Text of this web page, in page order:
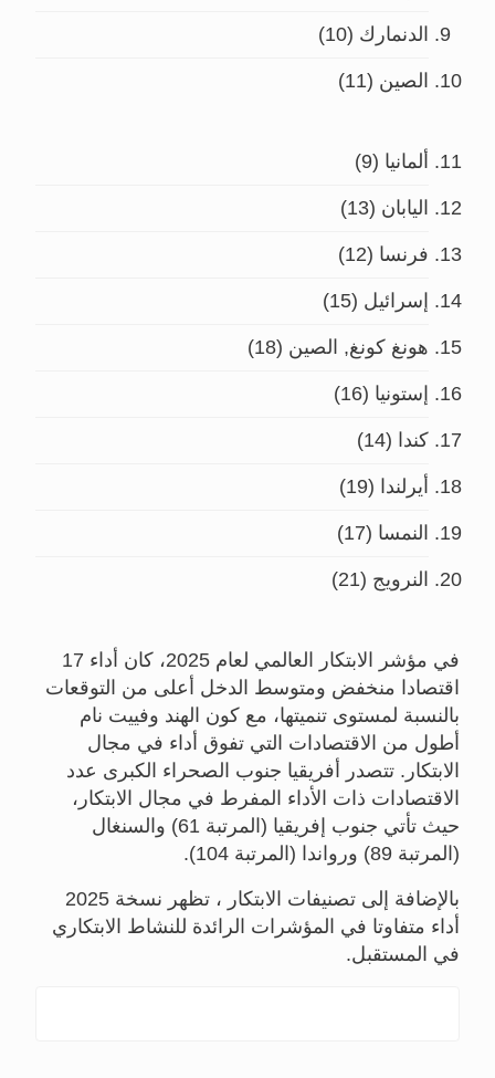
الدنمارك (10)
الصين (11)
ألمانيا (9)
اليابان (13)
فرنسا (12)
إسرائيل (15)
هونغ كونغ, الصين (18)
إستونيا (16)
كندا (14)
أيرلندا (19)
النمسا (17)
النرويج (21)
في مؤشر الابتكار العالمي لعام 2025، كان أداء 17
اقتصادا منخفض ومتوسط الدخل أعلى من التوقعات
بالنسبة لمستوى تنميتها، مع كون الهند وفييت نام
أطول من الاقتصادات التي تفوق أداء في مجال
الابتكار. تتصدر أفريقيا جنوب الصحراء الكبرى عدد
الاقتصادات ذات الأداء المفرط في مجال الابتكار،
حيث تأتي جنوب إفريقيا (المرتبة 61) والسنغال
(المرتبة 89) ورواندا (المرتبة 104).
بالإضافة إلى تصنيفات الابتكار ، تظهر نسخة 2025
أداء متفاوتا في المؤشرات الرائدة للنشاط الابتكاري
في المستقبل.